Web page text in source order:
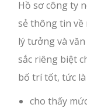
Hồ sơ công ty
sẻ thông tin về
lý tưởng và
sắc riêng biệt
bố trí tốt, tức là
cho thấy